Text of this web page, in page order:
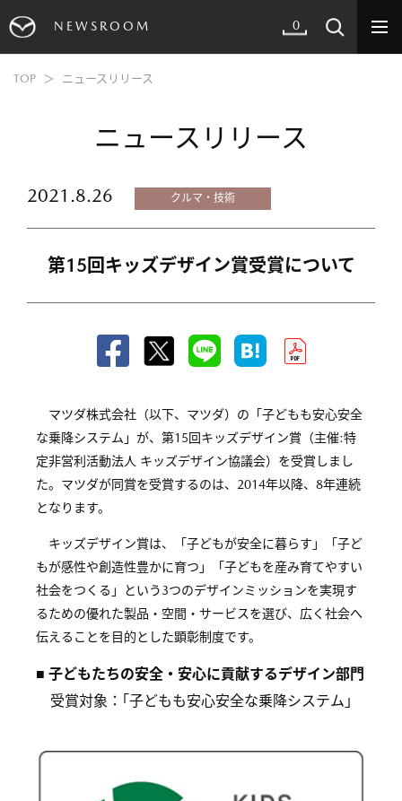
NEWSROOM 0
TOP ニュースリリース
ニュースリリース
2021.8.26 クルマ・技術
第15回キッズデザイン賞受賞について
マツダ株式会社（以下、マツダ）の「子どもも安心安全
な乗降システム」が、第15回キッズデザイン賞（主催:特
定非営利活動法人 キッズデザイン協議会）を受賞しまし
た。マツダが同賞を受賞するのは、2014年以降、8年連続
となります。
キッズデザイン賞は、「子どもが安全に暮らす」「子ど
もが感性や創造性豊かに育つ」「子どもを産み育てやすい
社会をつくる」という3つのデザインミッションを実現す
るための優れた製品・空間・サービスを選び、広く社会へ
伝えることを目的とした顕彰制度です。
■ 子どもたちの安全・安心に貢献するデザイン部門
受賞対象：｢子どもも安心安全な乗降システム｣